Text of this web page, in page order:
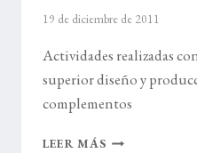
19 de diciembre de 2011
Actividades realizadas
superior diseño y
complementos
LEER MÁSVISITAS